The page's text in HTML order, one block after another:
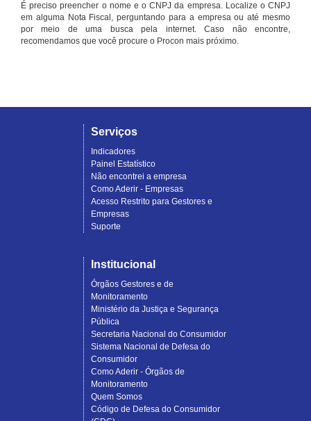
É preciso preencher o nome e o CNPJ da empresa. Localize o CNPJ
em alguma Nota Fiscal, perguntando para a empresa ou até mesmo
por meio de uma busca pela internet. Caso não encontre,
recomendamos que você procure o Procon mais próximo.
Serviços
Indicadores
Painel Estatístico
Não encontrei a empresa
Como Aderir - Empresas
Acesso Restrito para Gestores e
Empresas
Suporte
Institucional
Órgãos Gestores e de
Monitoramento
Ministério da Justiça e Segurança
Pública
Secretaria Nacional do Consumidor
Sistema Nacional de Defesa do
Consumidor
Como Aderir - Órgãos de
Monitoramento
Quem Somos
Código de Defesa do Consumidor